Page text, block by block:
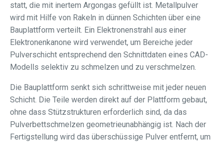
statt, die mit inertem Argongas gefüllt ist. Metallpulver
wird mit Hilfe von Rakeln in dünnen Schichten über eine
Bauplattform verteilt. Ein Elektronenstrahl aus einer
Elektronenkanone wird verwendet, um Bereiche jeder
Pulverschicht entsprechend den Schnittdaten eines CAD-
Modells selektiv zu schmelzen und zu verschmelzen.
Die Bauplattform senkt sich schrittweise mit jeder neuen
Schicht. Die Teile werden direkt auf der Plattform gebaut,
ohne dass Stützstrukturen erforderlich sind, da das
Pulverbettschmelzen geometrieunabhängig ist. Nach der
Fertigstellung wird das überschüssige Pulver entfernt, um